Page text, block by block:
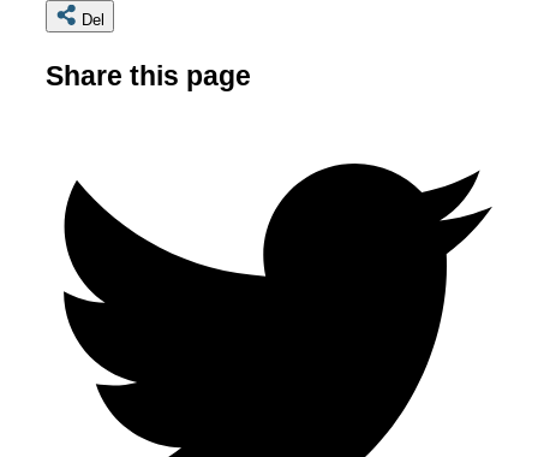
Del
Share this page